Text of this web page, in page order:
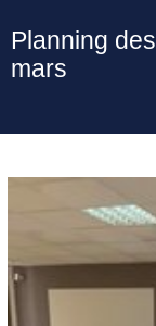
Planning
mars